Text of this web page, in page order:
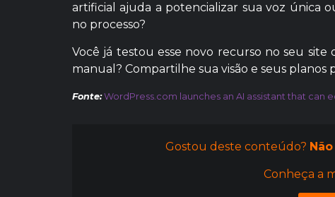
artificial ajuda a potencializar sua voz única
no processo?
Você já testou esse novo recurso no seu
manual? Compartilhe sua visão e seus planos
Fonte: WordPress.com launches an AI assistant that
Gostou deste conteúdo?
Conheça a